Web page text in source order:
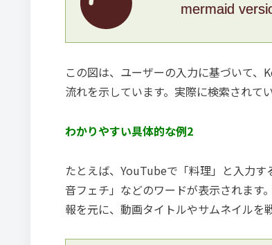
mermaid
この図は、ユーザーの入力に基づいて
流れを示しています。実際に検索されて
わかりやすい具体的な例2
たとえば、YouTubeで「料理」と入力
音フェチ」などのワードが表示されます。
報を元に、動画タイトルやサムネイルを